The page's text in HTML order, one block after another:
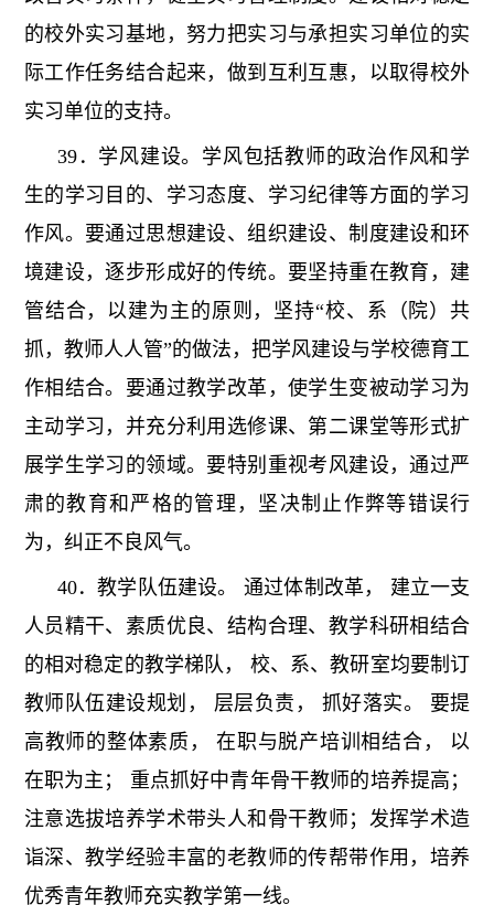
的校外实习基地，努力把实习与承担实习单位的实
际工作任务结合起来，做到互利互惠，以取得校外
实习单位的支持。
39．学风建设。学风包括教师的政治作风和学
生的学习目的、学习态度、学习纪律等方面的学习
作风。要通过思想建设、组织建设、制度建设和环
境建设，逐步形成好的传统。要坚持重在教育，建
管结合，以建为主的原则，坚持“校、系（院）共
抓，教师人人管”的做法，把学风建设与学校德育工
作相结合。要通过教学改革，使学生变被动学习为
主动学习，并充分利用选修课、第二课堂等形式扩
展学生学习的领域。要特别重视考风建设，通过严
肃的教育和严格的管理，坚决制止作弊等错误行
为，纠正不良风气。
40．教学队伍建设。 通过体制改革， 建立一支
人员精干、素质优良、结构合理、教学科研相结合
的相对稳定的教学梯队， 校、系、教研室均要制订
教师队伍建设规划， 层层负责， 抓好落实。 要提
高教师的整体素质， 在职与脱产培训相结合， 以
在职为主； 重点抓好中青年骨干教师的培养提高；
注意选拔培养学术带头人和骨干教师；发挥学术造
诣深、教学经验丰富的老教师的传帮带作用，培养
优秀青年教师充实教学第一线。